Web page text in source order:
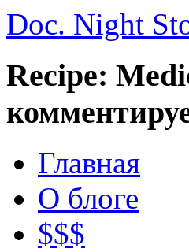
Doc. Night
Recipe:
Главная
О блоге
$$$